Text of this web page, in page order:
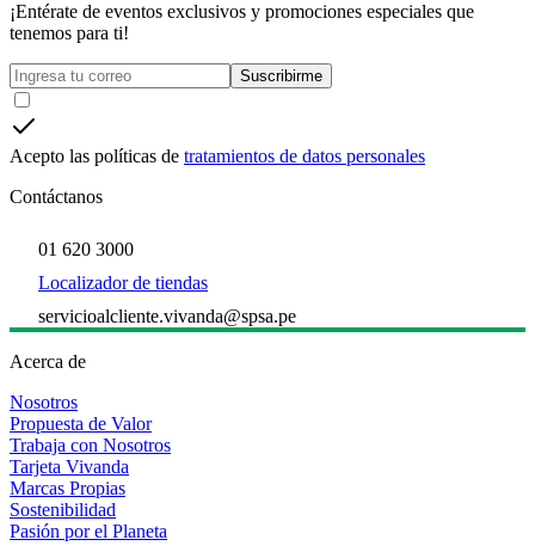
¡Entérate de eventos exclusivos y promociones especiales que
tenemos para ti!
Suscribirme
Acepto las políticas de tratamientos de datos personales
Contáctanos
01 620 3000
Localizador de tiendas
servicioalcliente.vivanda@spsa.pe
Acerca de
Nosotros
Propuesta de Valor
Trabaja con Nosotros
Tarjeta Vivanda
Marcas Propias
Sostenibilidad
Pasión por el Planeta